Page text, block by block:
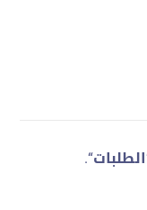
الطلبات“.